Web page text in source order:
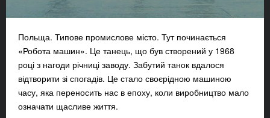
Польща. Типове промислове місто. Тут починається
«Робота машин». Це танець, що був створений у 1968
році з нагоди річниці заводу. Забутий танок вдалося
відтворити зі спогадів. Це стало своєрідною машиною
часу, яка переносить нас в епоху, коли виробництво мало
означати щасливе життя.